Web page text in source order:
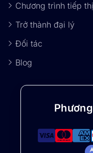
Chương trình tiếp
Trở thành đại lý
Đối tác
Blog